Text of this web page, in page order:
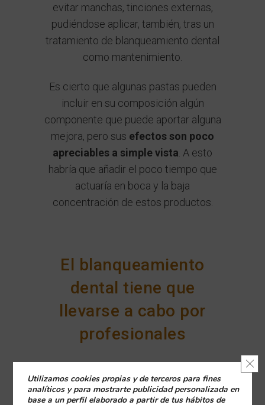
evitar manchas, tinciones externas,
pudiéndose aplicar, también, tras un
tratamiento de blanqueamiento dental
como mantenimiento.
Es cierto que algunas pastas pueden
incluir en su composición algún
componente que puede aportar alguna
mejora, pero sus efectos son poco
apreciables a simple vista . A esto
habría que añadir el poco tiempo que
actuaría en boca y la baja
concentración de estos productos.
El blanqueamiento
dental tiene que
llevarse a cabo por
profesionales
Todo ello, hacedifícil creer que
puedan tener gran efectividad en
Utilizamos cookies propias y de terceros para fines
analíticos y para mostrarte publicidad personalizada en
base a un perfil elaborado a partir de tus hábitos de